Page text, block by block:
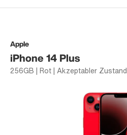
Apple
iPhone 14 Plus
256GB | Rot | Akzeptabler Zustand